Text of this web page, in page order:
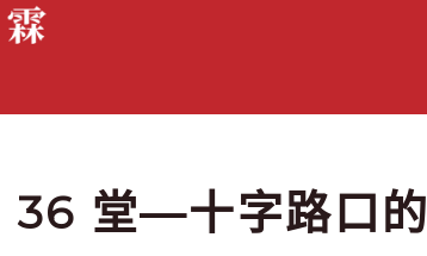
36 堂—十字路口的